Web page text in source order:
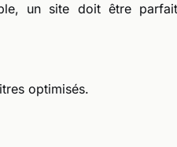
un site doit être
optimisés.